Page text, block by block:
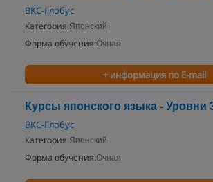
BKC-Глобус
Категория:Японский
Форма обучения:Очная
+ информация по E-mail
Курсы японского языка - Уровни
BKC-Глобус
Категория:Японский
Форма обучения:Очная